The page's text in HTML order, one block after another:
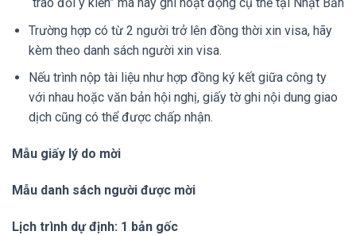
Trường hợp có từ 2 người trở lên đồng thời xin visa, hãy
kèm theo danh sách người xin visa.
Nếu trình nộp tài liệu như hợp đồng ký kết giữa công ty
với nhau hoặc văn bản hội nghị, giấy tờ ghi nội dung giao
dịch cũng có thể được chấp nhận.
Mẫu giấy lý do mời
Mẫu danh sách người được mời
Lịch trình dự định: 1 bản gốc